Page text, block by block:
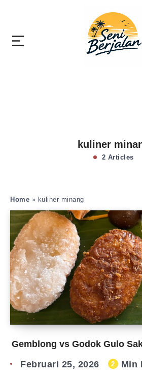
kuliner
2 Articles
Home » kuliner minang
Gemblong vs Godok Gulo
Februari 25, 2026 2 Min